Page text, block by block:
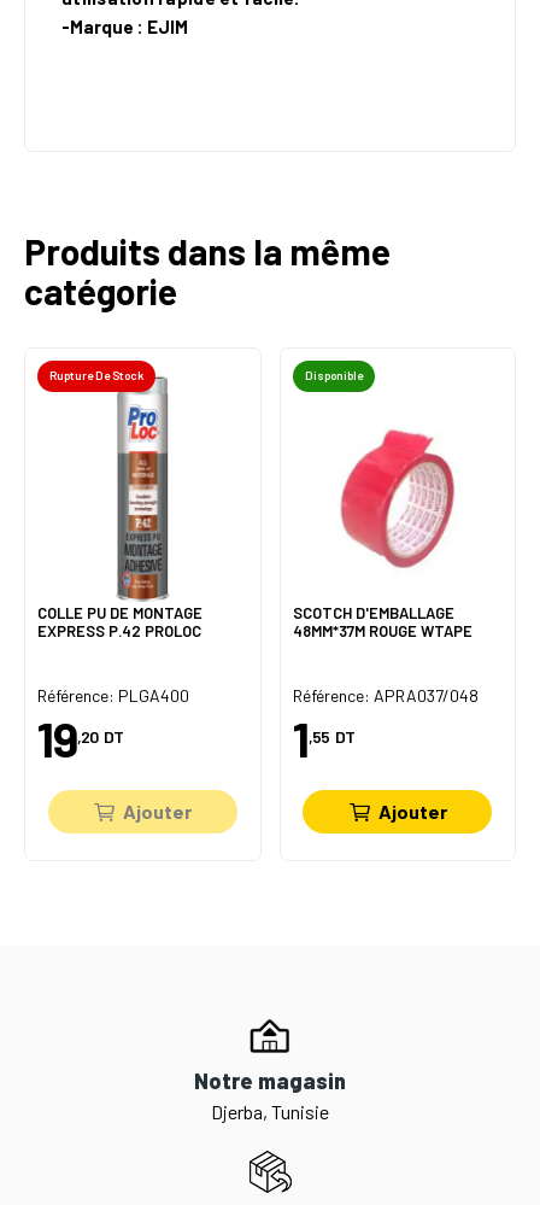
-Marque : EJIM
Produits dans la même
catégorie
Rupture De Stock
COLLE PU DE MONTAGE
EXPRESS P.42 PROLOC
Référence: PLGA400
19,20 DT
Ajouter
Disponible
SCOTCH D'EMBALLAGE
48MM*37M ROUGE WTAPE
Référence: APRA037/048
1,55 DT
Ajouter
Notre magasin
Djerba, Tunisie